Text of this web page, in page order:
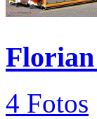
4 Fotos